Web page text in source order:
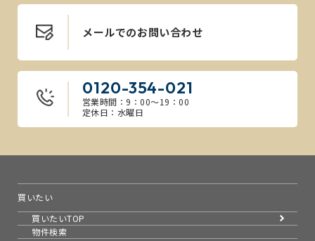
メールでのお問い合わせ
0120-354-021
営業時間：9：00～19：00
定休日：水曜日
買いたい
買いたいTOP
物件検索